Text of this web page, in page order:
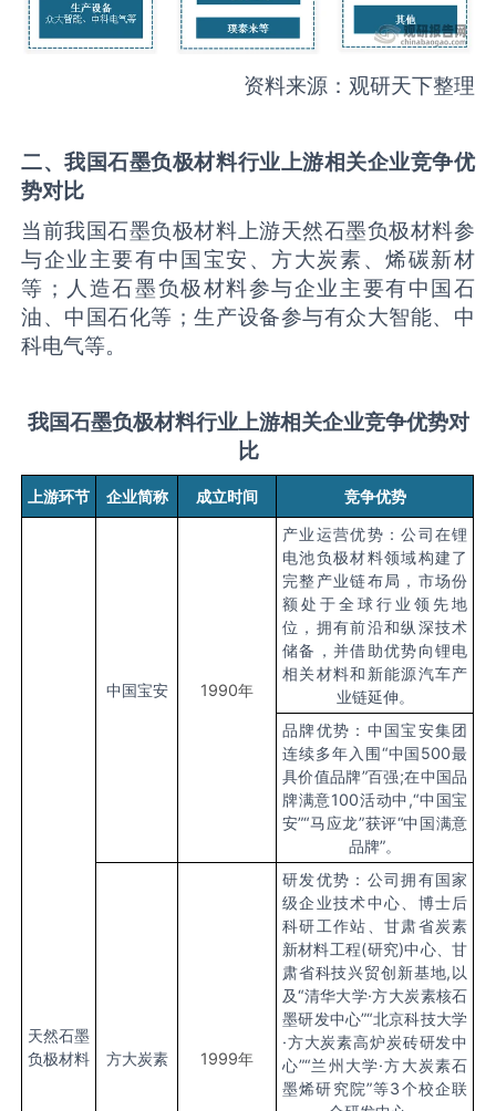
资料来源：观研天下整理
二、我国石墨负极材料行业上游相关企业竞争优
势对比
当前我国石墨负极材料上游天然石墨负极材料参
与企业主要有中国宝安、方大炭素、烯碳新材
等；人造石墨负极材料参与企业主要有中国石
油、中国石化等；生产设备参与有众大智能、中
科电气等。
我国石墨负极材料行业上游相关企业竞争优势对
比
上游环节 企业简称 成立时间 竞争优势
天然石墨
负极材料
中国宝安 1990年
产业运营优势：公司在锂
电池负极材料领域构建了
完整产业链布局，市场份
额处于全球行业领先地
位，拥有前沿和纵深技术
储备，并借助优势向锂电
相关材料和新能源汽车产
业链延伸。
品牌优势：中国宝安集团
连续多年入围“中国500最
具价值品牌”百强;在中国品
牌满意100活动中,“中国宝
安”“马应龙”获评“中国满意
品牌”。
方大炭素 1999年
研发优势：公司拥有国家
级企业技术中心、博士后
科研工作站、甘肃省炭素
新材料工程(研究)中心、甘
肃省科技兴贸创新基地,以
及“清华大学·方大炭素核石
墨研发中心”“北京科技大学
·方大炭素高炉炭砖研发中
心”“兰州大学·方大炭素石
墨烯研究院”等3个校企联